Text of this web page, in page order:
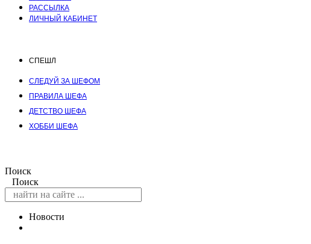
РАССЫЛКА
ЛИЧНЫЙ КАБИНЕТ
СПЕШЛ
СЛЕДУЙ ЗА ШЕФОМ
ПРАВИЛА ШЕФА
ДЕТСТВО ШЕФА
ХОББИ ШЕФА
Поиск
Поиск
Новости